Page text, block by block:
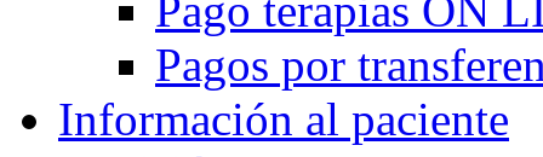
Pagos por
Información al paciente